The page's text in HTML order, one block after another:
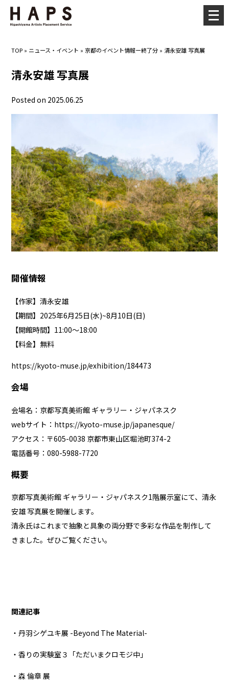
TOP » ニュース・イベント »京都のイベント情報ー終了分 » 清永安雄 写真展
清永安雄 写真展
Posted on 2025.06.25
開催情報
【作家】清永安雄
【期間】2025年6月25日(水)~8月10日(日)
【開館時間】11:00〜18:00
【料金】無料
https://kyoto-muse.jp/exhibition/184473
会場
会場名：京都写真美術館 ギャラリー・ジャパネスク
webサイト： https://kyoto-muse.jp/japanesque/
アクセス：〒605-0038 京都市東山区堀池町374-2
電話番号：080-5988-7720
概要
京都写真美術館 ギャラリー・ジャパネスク1階展示室にて、清永
安雄 写真展を開催します。
清永氏はこれまで抽象と具象の両分野で多彩な作品を制作して
きました。ぜひご覧ください。
関連記事
・丹羽シゲユキ展 -Beyond The Material-
・香りの実験室３「ただいまクロモジ中」
・森 倫章 展
メ
ニ
ー